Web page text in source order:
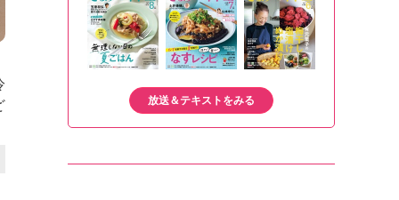
放送＆テキストをみる